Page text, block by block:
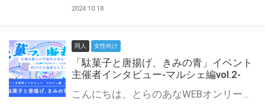
2024.10.18
同人 女性向け
「駄菓子と唐揚げ、きみの青」イベント
主催者インタビュー-マルシェ編vol.2-
こんにちは、とらのあなWEBオンリー運営スタッフです。 新たにお届けする、イベント主催者インタビュー-マルシェ編-は、 とらのあなWEBオンリー「マルシェ」をご利用の主催様に 「マルシェ」を使ってイベントを開催した感想や心がけをお聞きする企画です。 今回は、WEBオンリー初開催「駄菓子と唐揚げ、きみの青」より、 主催のぎこ六屋様にお話を伺いました。 協力：ぎこ六屋様／イベント公式Twitter（@krkgwks） とらのあなWEBオンリー「マルシェ」とは？ WEBオンリーでリアルタイムでコミュニケーションがとれるオンライン会場です。